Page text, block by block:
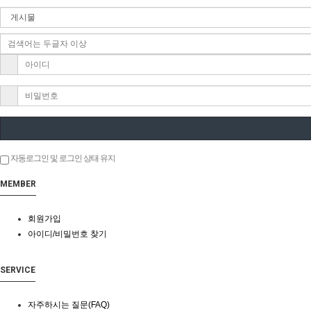
자동로그인 및 로그인 상태 유지
MEMBER
회원가입
아이디/비밀번호 찾기
SERVICE
자주하시는 질문(FAQ)